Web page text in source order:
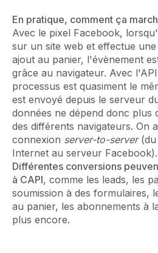
En pratique, comment ça
Avec le pixel Facebook,
sur un site web et effectue
ajout au panier, l'évènement
grâce au navigateur. Avec
processus est quasiment le
est envoyé depuis le serveur
données ne dépend donc plus
des différents navigateurs. On
connexion server-to-server
Internet au serveur Facebook).
Différentes conversions
à CAPI, comme les leads, les
soumission à des formulaires,
au panier, les abonnements à
plus encore.